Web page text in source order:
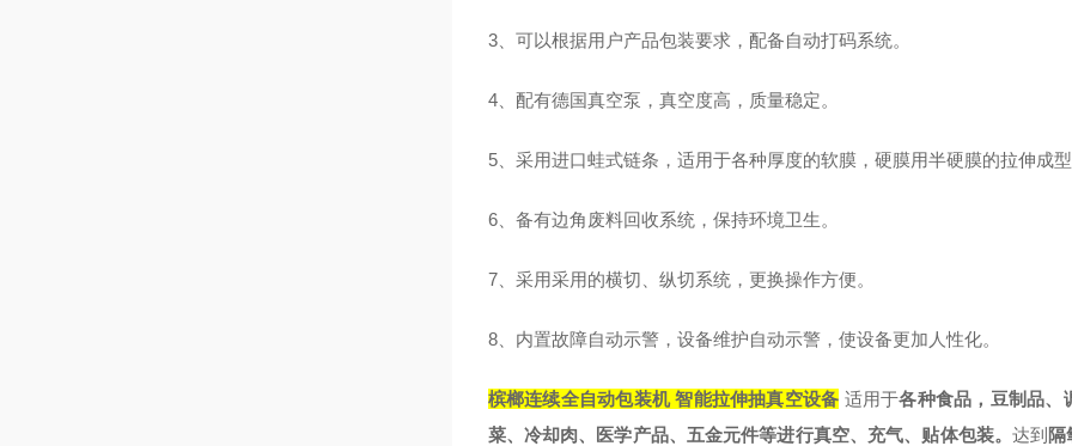
3、可以根据用户产品包装要求，配备自动打码系统。
4、配有德国真空泵，真空度高，质量稳定。
5、采用进口蛙式链条，适用于各种厚度的软膜，硬膜用半硬膜的拉伸成型
6、备有边角废料回收系统，保持环境卫生。
7、采用采用的横切、纵切系统，更换操作方便。
8、内置故障自动示警，设备维护自动示警，使设备更加人性化。
槟榔连续全自动包装机 智能拉伸抽真空设备 适用于各种食品，豆制品、
菜、冷却肉、医学产品、五金元件等进行真空、充气、贴体包装。 达到 隔